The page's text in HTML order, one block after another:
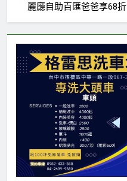
麗廳自助百匯爸爸享68折